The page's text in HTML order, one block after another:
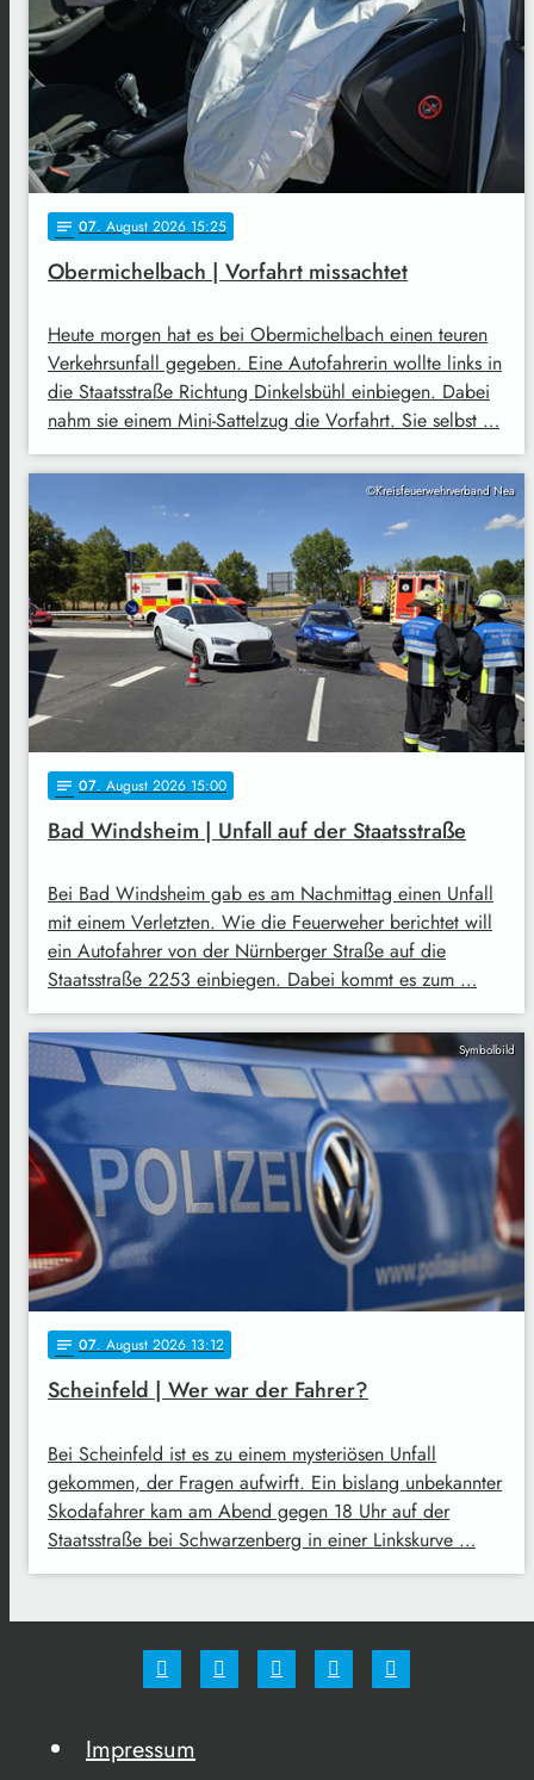
notes 07. August 2026 15:25
Obermichelbach | Vorfahrt missachtet
Heute morgen hat es bei Obermichelbach einen teuren
Verkehrsunfall gegeben. Eine Autofahrerin wollte links in
die Staatsstraße Richtung Dinkelsbühl einbiegen. Dabei
nahm sie einem Mini-Sattelzug die Vorfahrt. Sie selbst …
©Kreisfeuerwehrverband Nea
notes 07. August 2026 15:00
Bad Windsheim | Unfall auf der Staatsstraße
Bei Bad Windsheim gab es am Nachmittag einen Unfall
mit einem Verletzten. Wie die Feuerweher berichtet will
ein Autofahrer von der Nürnberger Straße auf die
Staatsstraße 2253 einbiegen. Dabei kommt es zum …
Symbolbild
notes 07. August 2026 13:12
Scheinfeld | Wer war der Fahrer?
Bei Scheinfeld ist es zu einem mysteriösen Unfall
gekommen, der Fragen aufwirft. Ein bislang unbekannter
Skodafahrer kam am Abend gegen 18 Uhr auf der
Staatsstraße bei Schwarzenberg in einer Linkskurve …
Impressum